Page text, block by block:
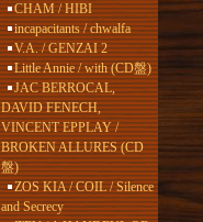
CHAM / HIBI
incapacitants / chwalfa
V.A. / GENZAI 2
Little Annie / with (CD盤)
JAC BERROCAL,
DAVID FENECH,
VINCENT EPPLAY /
BROKEN ALLURES (CD
盤)
ZOS KIA / COIL / Silence
and Secrecy